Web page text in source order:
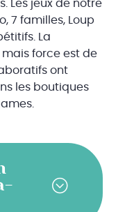
Les jeux de notre
7 familles, Loup
La
mais force est de
ont
les boutiques